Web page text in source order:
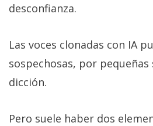
desconfianza.
Las voces clonadas con IA
sospechosas, por pequeñas
dicción.
Pero suele haber dos